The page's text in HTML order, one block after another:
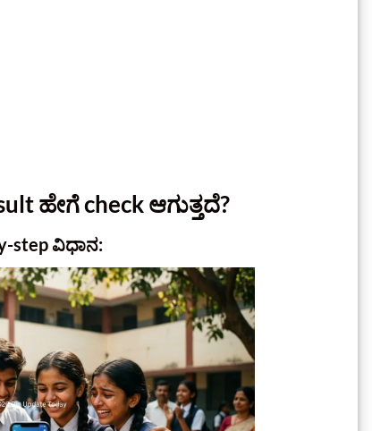
ಹೇಗೆ check ಆಗುತ್ತದೆ?
step ವಿಧಾನ: